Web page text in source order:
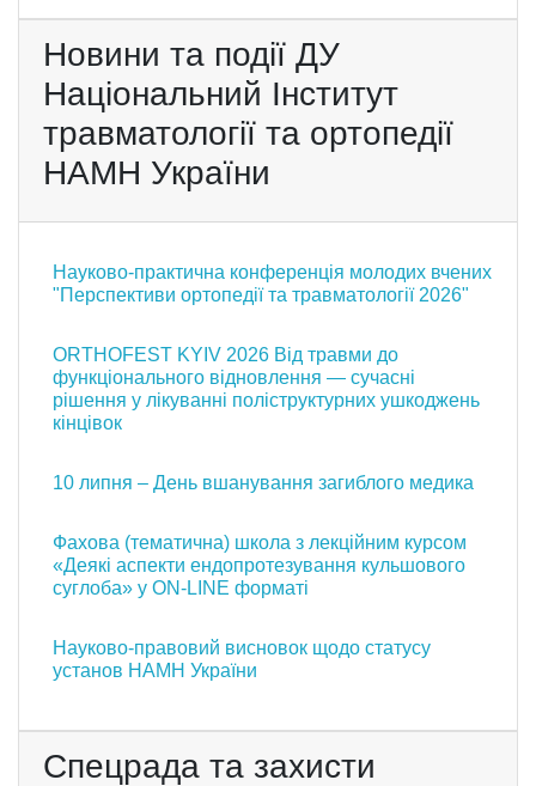
Новини та події ДУ
Національний Інститут
травматології та ортопедії
НАМН України
Науково-практична конференція молодих вчених
"Перспективи ортопедії та травматології 2026"
ORTHOFEST KYIV 2026 Від травми до
функціонального відновлення — сучасні
рішення у лікуванні поліструктурних ушкоджень
кінцівок
10 липня – День вшанування загиблого медика
Фахова (тематична) школа з лекційним курсом
«Деякі аспекти ендопротезування кульшового
суглоба» у ON-LINE форматі
Науково-правовий висновок щодо статусу
установ НАМН України
Спецрада та захисти